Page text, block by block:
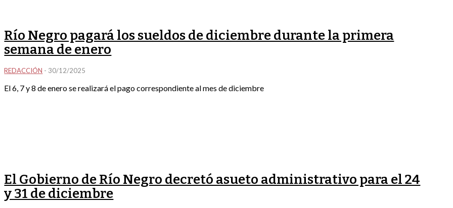
Río Negro pagará los sueldos de diciembre durante la primera
semana de enero
REDACCIÓN - 30/12/2025
El 6, 7 y 8 de enero se realizará el pago correspondiente al mes de diciembre
El Gobierno de Río Negro decretó asueto administrativo para el 24
y 31 de diciembre